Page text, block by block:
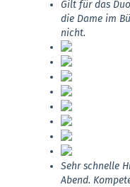
Gilt für das
die Dame im
nicht.
Sehr schnelle
Abend.